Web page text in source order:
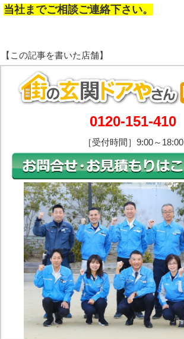
当社までご相談ご連絡下さい。
0120-151-410
［受付時間］9:00～18:00